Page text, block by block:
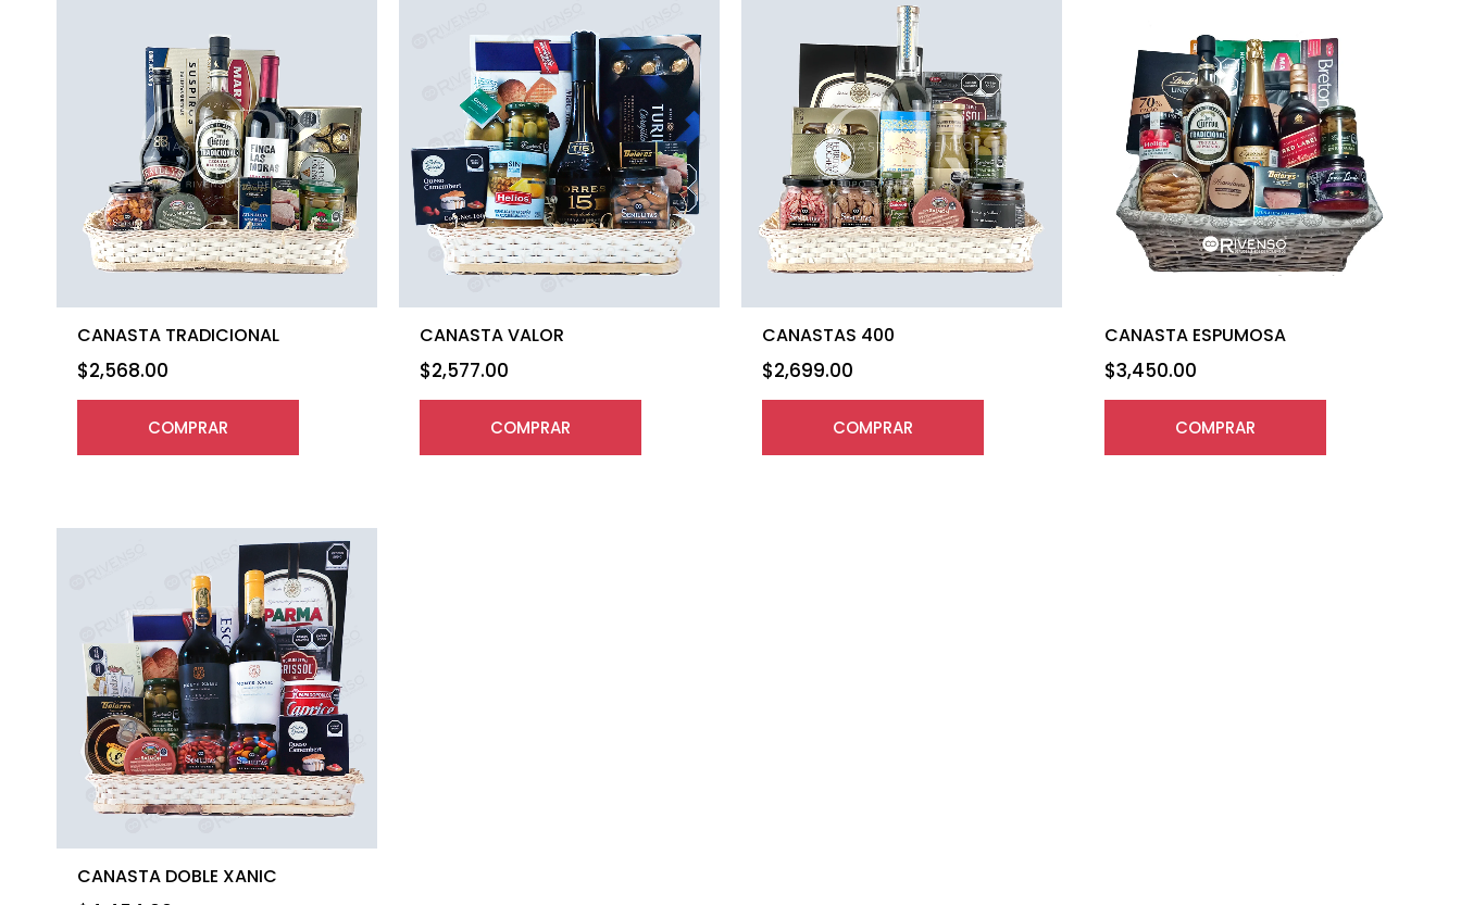
CANASTA TRADICIONAL
$2,568.00
COMPRAR
CANASTA VALOR
$2,577.00
COMPRAR
CANASTAS 400
$2,699.00
COMPRAR
CANASTA ESPUMOSA
$3,450.00
COMPRAR
CANASTA DOBLE XANIC